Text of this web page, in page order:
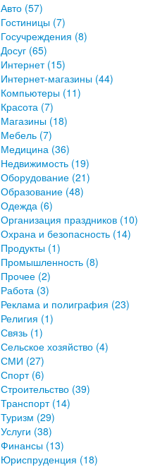
Авто (57)
Гостиницы (7)
Госучреждения (8)
Досуг (65)
Интернет (15)
Интернет-магазины (44)
Компьютеры (11)
Красота (7)
Магазины (18)
Мебель (7)
Медицина (36)
Недвижимость (19)
Оборудование (21)
Образование (48)
Одежда (6)
Организация праздников (10)
Охрана и безопасность (14)
Продукты (1)
Промышленность (8)
Прочее (2)
Работа (3)
Реклама и полиграфия (23)
Религия (1)
Связь (1)
Сельское хозяйство (4)
СМИ (27)
Спорт (6)
Строительство (39)
Транспорт (14)
Туризм (29)
Услуги (38)
Финансы (13)
Юриспруденция (18)